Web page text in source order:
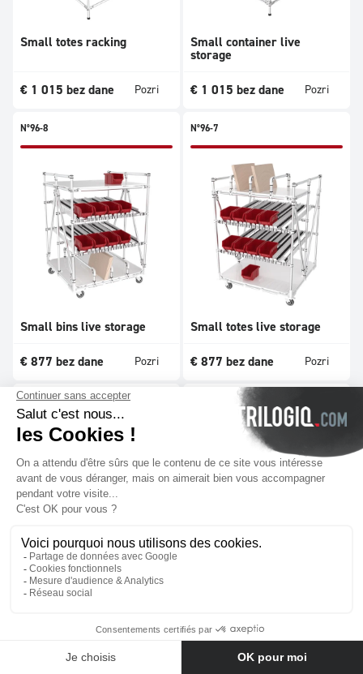
Small totes racking
€ 1 015 bez dane Pozri
Small container live
storage
€ 1 015 bez dane Pozri
N°96-8
Small bins live storage
€ 877 bez dane Pozri
N°96-7
Small totes live storage
€ 877 bez dane Pozri
N°96-6
Small containers picking
bez dane Pozri € 848 bez dane
Kontaktujte nás